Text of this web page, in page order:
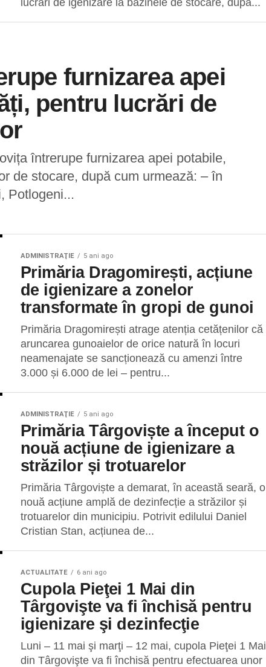
lucrări de igenizare la bazinele de stocare, după...
furnizarea apei
pentru lucrări de
întrerupe furnizarea apei potabile,
de stocare, după cum urmează: – în
Potlogeni...
ADMINISTRAŢIE 5 ani ago
Primăria Dragomirești, acțiune
de igienizare a zonelor
transformate în gropi de gunoi
Primăria Dragomirești atrage atenția cetățenilor că
aruncarea gunoaielor de orice natură în locuri
neamenajate se sancționează cu amenzi între
3.000 și 6.000 de lei – pentru...
ADMINISTRAŢIE 5 ani ago
Primăria Târgoviște a început o
nouă acțiune de igienizare a
străzilor și trotuarelor
Primăria Târgoviște a demarat, în această seară, o
nouă acțiune amplă de dezinfecție a străzilor și
trotuarelor din municipiu. Potrivit edilului Daniel
Cristian Stan, acțiunea de...
ACTUALITATE 6 ani ago
Cupola Pieţei 1 Mai din
Târgovişte va fi închisă pentru
igienizare şi dezinfecţie
Luni – 11 mai şi marţi – 12 mai, cupola Pieţei 1 Mai
din Târgovişte va fi închisă pentru efectuarea unor